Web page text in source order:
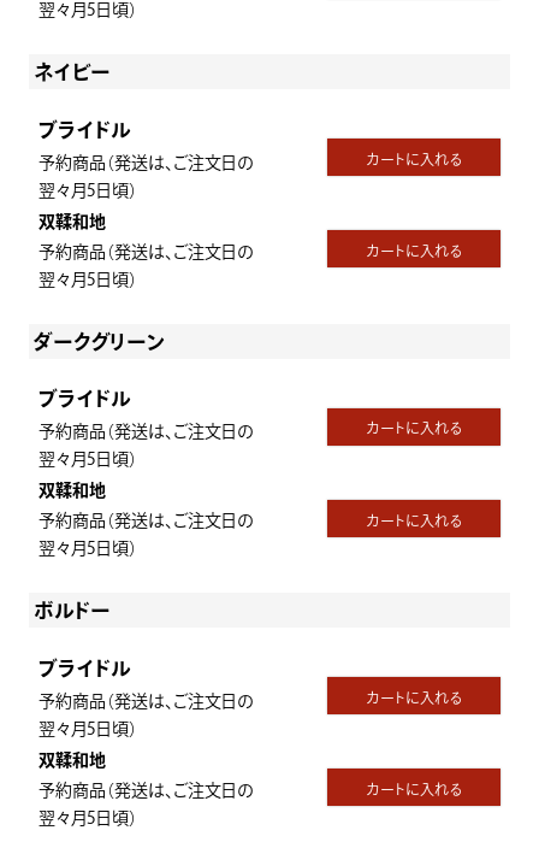
翌々月5日頃）
ネイビー
ブライドル
予約商品（発送は、ご注文日の
翌々月5日頃）
カートに入れる
双鞣和地
予約商品（発送は、ご注文日の
翌々月5日頃）
カートに入れる
ダークグリーン
ブライドル
予約商品（発送は、ご注文日の
翌々月5日頃）
カートに入れる
双鞣和地
予約商品（発送は、ご注文日の
翌々月5日頃）
カートに入れる
ボルドー
ブライドル
予約商品（発送は、ご注文日の
翌々月5日頃）
カートに入れる
双鞣和地
予約商品（発送は、ご注文日の
翌々月5日頃）
カートに入れる